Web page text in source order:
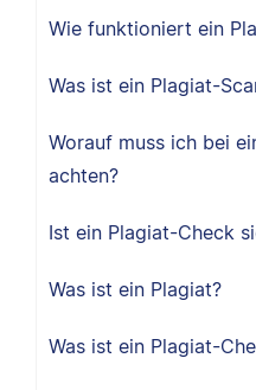
Wie funktioniert ein
Was ist ein Plagiat-
Worauf muss ich bei
achten?
Ist ein Plagiat-Check
Was ist ein Plagiat?
Was ist ein Plagiat-